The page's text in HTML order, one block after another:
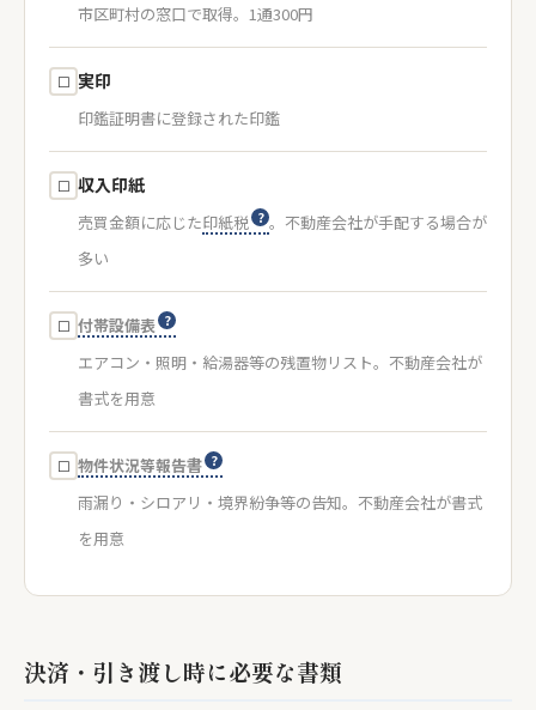
市区町村の窓口で取得。1通300円
☐ 実印
印鑑証明書に登録された印鑑
☐ 収入印紙
売買金額に応じた印紙税
。不動産会社が手配する場合が
多い
☐ 付帯設備表
エアコン・照明・給湯器等の残置物リスト。不動産会社が
書式を用意
☐ 物件状況等報告書
雨漏り・シロアリ・境界紛争等の告知。不動産会社が書式
を用意
決済・引き渡し時に必要な書類